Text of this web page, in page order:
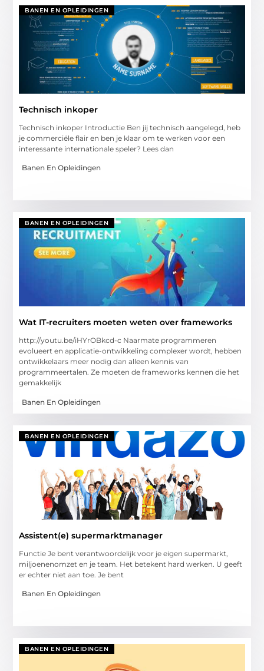
BANEN EN OPLEIDINGEN
Technisch inkoper
Technisch inkoper Introductie Ben jij technisch aangelegd, heb
je commerciële flair en ben je klaar om te werken voor een
interessante internationale speler? Lees dan
Banen En Opleidingen
BANEN EN OPLEIDINGEN
Wat IT-recruiters moeten weten over frameworks
http://youtu.be/iHYrOBkcd-c Naarmate programmeren
evolueert en applicatie-ontwikkeling complexer wordt, hebben
ontwikkelaars meer nodig dan alleen kennis van
programmeertalen. Ze moeten de frameworks kennen die het
gemakkelijk
Banen En Opleidingen
BANEN EN OPLEIDINGEN
Assistent(e) supermarktmanager
Functie Je bent verantwoordelijk voor je eigen supermarkt,
miljoenenomzet en je team. Het betekent hard werken. U geeft
er echter niet aan toe. Je bent
Banen En Opleidingen
BANEN EN OPLEIDINGEN